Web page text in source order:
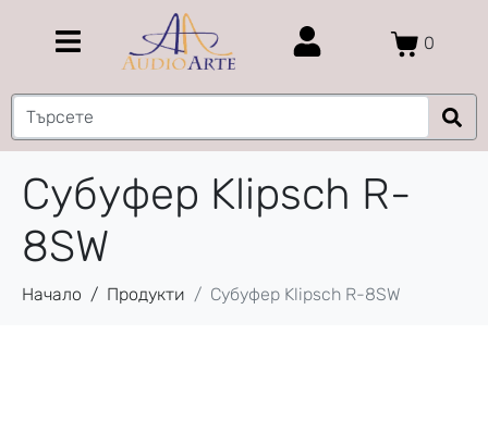
0
Субуфер Klipsch R-
8SW
Начало Продукти Субуфер Klipsch R-8SW